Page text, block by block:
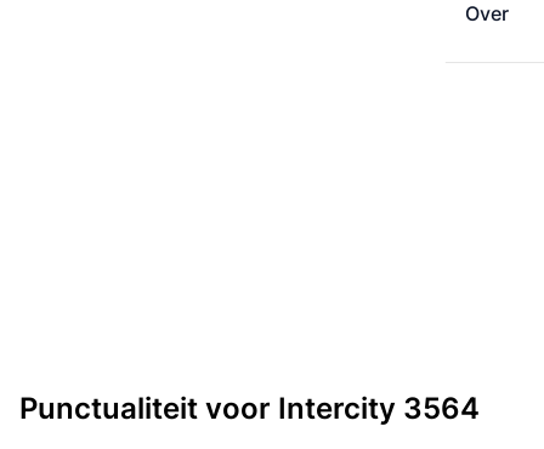
Over
Punctualiteit voor Intercity 3564